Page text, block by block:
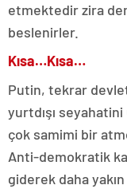
etmektedir zira
beslenirler.
Kısa…Kısa…
Putin, tekrar
yurtdışı seyahatini
çok samimi bir
Anti-demokratik
giderek daha